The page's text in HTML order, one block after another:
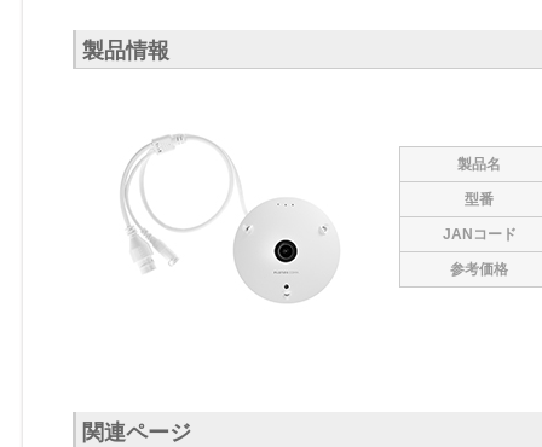
製品情報
製品名
型番
JANコード
参考価格
関連ページ